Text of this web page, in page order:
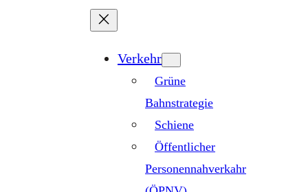
Verkehr
Grüne
Bahnstrategie
Schiene
Öffentlicher
Personennahverkahr